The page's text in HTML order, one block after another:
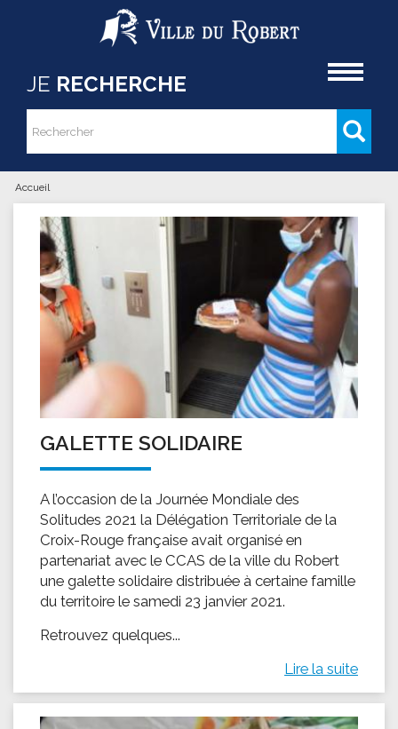
Aller au contenu principal
JE RECHERCHE
Formulaire de recherche
Rechercher
Vous êtes ici
Accueil
GALETTE SOLIDAIRE
A l’occasion de la Journée Mondiale des
Solitudes 2021 la Délégation Territoriale de la
Croix-Rouge française avait organisé en
partenariat avec le CCAS de la ville du Robert
une galette solidaire distribuée à certaine famille
du territoire le samedi 23 janvier 2021.
Retrouvez quelques...
Lire la suite